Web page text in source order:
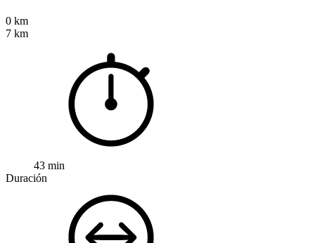
0 km
7 km
43 min
Duración